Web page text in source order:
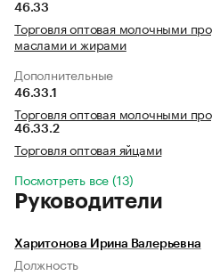
46.33
Торговля оптовая молочными
маслами и жирами
Дополнительные
46.33.1
Торговля оптовая молочными
46.33.2
Торговля оптовая яйцами
Посмотреть все (13)
Руководители
Харитонова Ирина Валерьевна
Должность